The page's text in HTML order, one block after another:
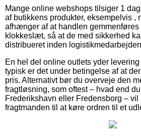
Mange online webshops tilsiger 1
af butikkens produkter, eksempelvis ,
afhænger af at handlen gemmenføres
klokkeslæt, så at de med sikkerhed
distribueret inden
En hel del online outlets yder
typisk er det under betingelse af at
pris. Alternativt bør du overveje den
fragtløsning, som oftest – hvad end
Frederikshavn eller Fredensborg – vil
fragtmanden til at køre ordren til et